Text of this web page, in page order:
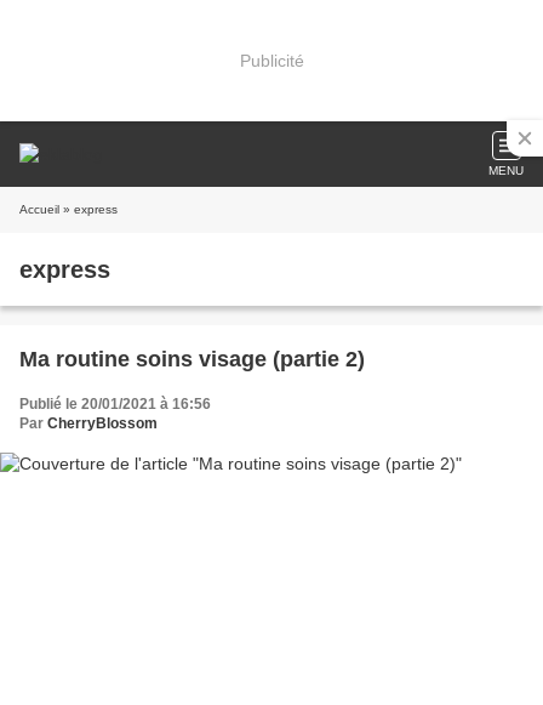
Publicité
MENU
Accueil » express
express
Ma routine soins visage (partie 2)
Publié le 20/01/2021 à 16:56
Par CherryBlossom